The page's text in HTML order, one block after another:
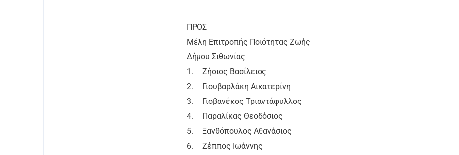
ΠΡΟΣ
Μέλη Επιτροπής Ποιότητας Ζωής
Δήμου Σιθωνίας
1.
Ζήσιος Βασίλειος
2.
Γιουβαρλάκη Αικατερίνη
3.
Γιοβανέκος Τριαντάφυλλος
4.
Παραλίκας Θεοδόσιος
5.
Ξανθόπουλος Αθανάσιος
6.
Ζέππος Ιωάννης